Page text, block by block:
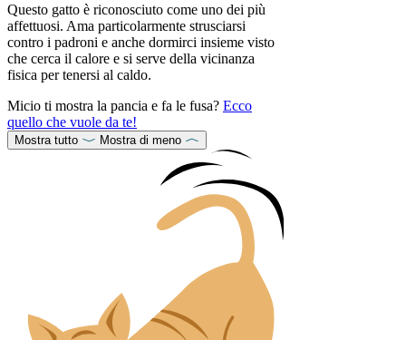
Questo gatto è riconosciuto come uno dei più
affettuosi. Ama particolarmente strusciarsi
contro i padroni e anche dormirci insieme visto
che cerca il calore e si serve della vicinanza
fisica per tenersi al caldo.
Micio ti mostra la pancia e fa le fusa? Ecco
quello che vuole da te!
Mostra tutto Mostra di meno